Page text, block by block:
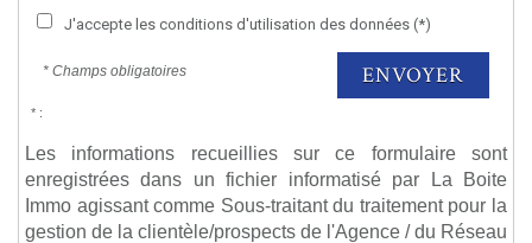
J'accepte les conditions d'utilisation des données (*)
* Champs obligatoires ENVOYER
* :
Les informations recueillies sur ce formulaire sont
enregistrées dans un fichier informatisé par La Boite
Immo agissant comme Sous-traitant du traitement pour la
gestion de la clientèle/prospects de l'Agence / du Réseau